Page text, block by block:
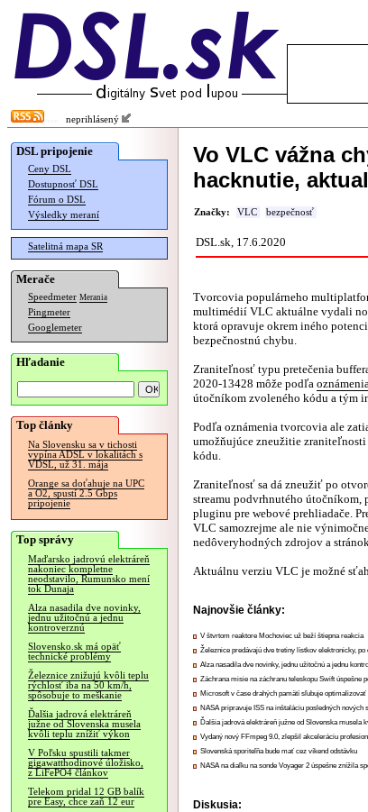
neprihlásený
DSL pripojenie
Ceny DSL
Dostupnosť DSL
Fórum o DSL
Výsledky meraní
Satelitná mapa SR
Merače
Speedmeter Merania
Pingmeter
Googlemeter
Hľadanie
Top články
Na Slovensku sa v tichosti
vypína ADSL v lokalitách s
VDSL, už 31. mája
Orange sa doťahuje na UPC
a O2, spustí 2.5 Gbps
pripojenie
Top správy
Maďarsko jadrovú elektráreň
nakoniec kompletne
neodstavilo, Rumunsko mení
tok Dunaja
Alza nasadila dve novinky,
jednu užitočnú a jednu
kontroverznú
Slovensko.sk má opäť
technické problémy
Železnice znižujú kvôli teplu
rýchlosť iba na 50 km/h,
spôsobuje to meškanie
Ďalšia jadrová elektráreň
južne od Slovenska musela
kvôli teplu znížiť výkon
V Poľsku spustili takmer
gigawatthodinové úložisko,
z LiFePO4 článkov
Telekom pridal 12 GB balík
pre Easy, chce zaň 12 eur
Vo VLC vážna
hacknutie,
Značky: VLC bezpečnosť
DSL.sk, 17.6.2020
Tvorcovia populárneho
multimédií VLC aktuálne vydali
ktorá opravuje okrem iného
bezpečnostnú chybu.
Zraniteľnosť typu pretečenia
2020-13428 môže podľa
útočníkom zvoleného kódu a tým
Podľa oznámenia tvorcovia ale
umožňujúce zneužitie zraniteľnosti
kódu.
Zraniteľnosť sa dá zneužiť po
streamu podvrhnutého útočníkom,
pluginu pre webové prehliadače.
VLC samozrejme ale nie
nedôveryhodných zdrojov a
Aktuálnu verziu VLC je možné
Najnovšie články:
V štvrtom reaktore Mochoviec už beží štiepna reakcia
Železnice predávajú dve tretiny lístkov elektronicky, po
Alza nasadila dve novinky, jednu užitočnú a jednu
Záchrana misie na záchranu teleskopu Swift úspešne
Microsoft v čase drahých pamätí sľubuje
NASA pripravuje ISS na inštaláciu posledných nových
Ďalšia jadrová elektráreň južne od Slovenska musela
Vydaný nový FFmpeg 9.0, zlepšil akceleráciu
Slovenská sporiteľňa bude mať cez víkend odstávku
NASA na diaľku na sonde Voyager 2 úspešne znížila
Diskusia: